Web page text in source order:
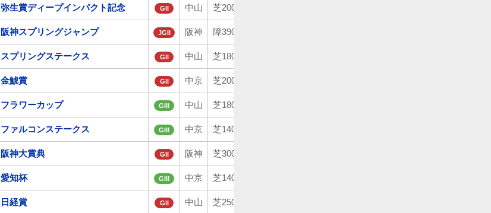
弥生賞ディープインパクト記念 GII 中山 芝2000m
阪神スプリングジャンプ JGII 阪神 障3900m
スプリングステークス GII 中山 芝1800m
金鯱賞 GII 中京 芝2000m
フラワーカップ GIII 中山 芝1800m
ファルコンステークス GIII 中京 芝1400m
阪神大賞典 GII 阪神 芝3000m
愛知杯 GIII 中京 芝1400m
日経賞 GII 中山 芝2500m